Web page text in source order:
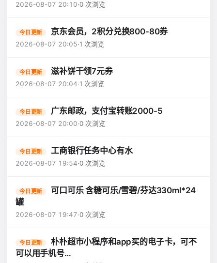
2026-08-07 20:10·0 次浏览
今日更新 京东会员，2积分兑换800-80券
2026-08-07 20:05·1 次浏览
今日更新 滋补饼干领7元券
2026-08-07 20:04·1 次浏览
今日更新 广东邮政，支付宝转账2000-5
2026-08-07 20:00·0 次浏览
今日更新 工商银行任务中心有水
2026-08-07 19:54·0 次浏览
今日更新
可口可乐 含糖可乐/雪碧/芬达330ml*24
罐
2026-08-07 19:47·0 次浏览
今日更新
朴朴超市小程序和app买的电子卡，可不
可以用手机号…